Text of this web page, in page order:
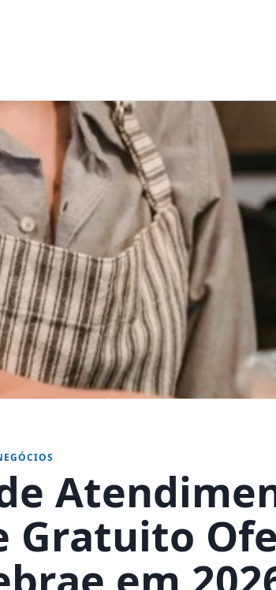
Gratuito